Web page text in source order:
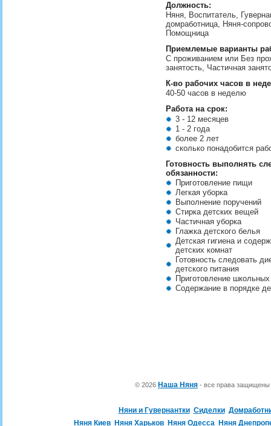
Должность:
Няня, Воспитатель,
домработница, Няня-
Помощница
Приемлемые варианты
С проживанием или Без
занятость, Частичная
К-во рабочих часов в
40-50 часов в неделю
Работа на срок:
3 - 12 месяцев
1 - 2 года
более 2 лет
сколько понадобится
Готовность выполнять
обязанности:
Приготовление пищи
Легкая уборка
Выполнение поручений
Стирка детских вещей
Частичная уборка
Глажка детского белья
Детская гигиена и
детских комнат
Готовность следовать
детского питания
Приготовление
Содержание в порядке
© 2026 Наша Няня - все права
Няни и Гувернантки Сиделки
Няня Киев Няня Харьков Няня Одесса Няня